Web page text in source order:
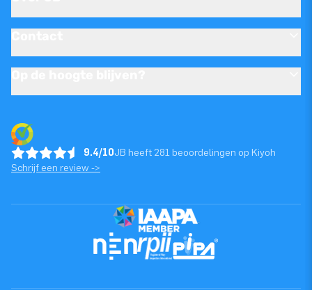
9.4/10JB heeft 281 beoordelingen op Kiyoh
Schrijf een review ->